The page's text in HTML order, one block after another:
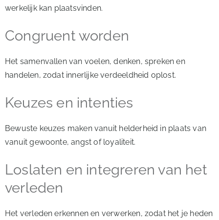
werkelijk kan plaatsvinden.
Congruent worden
Het samenvallen van voelen, denken, spreken en
handelen, zodat innerlijke verdeeldheid oplost.
Keuzes en intenties
Bewuste keuzes maken vanuit helderheid in plaats van
vanuit gewoonte, angst of loyaliteit.
Loslaten en integreren van het
verleden
Het verleden erkennen en verwerken, zodat het je heden